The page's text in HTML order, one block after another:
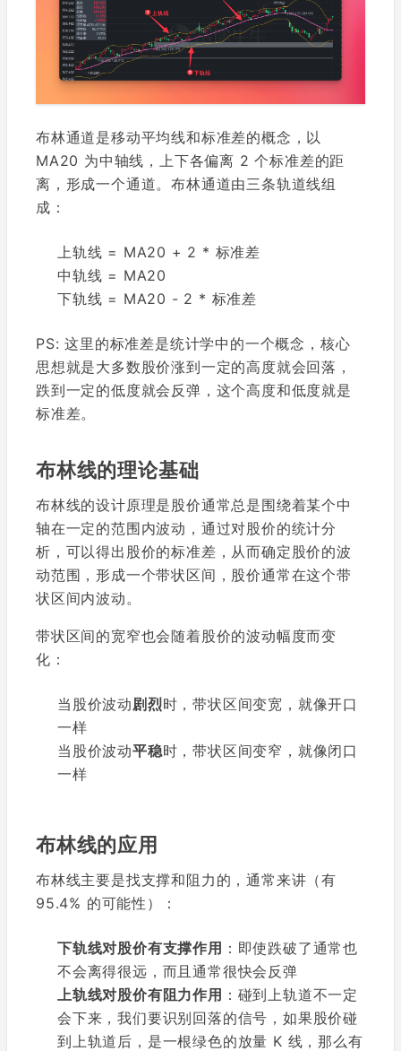
布林通道是移动平均线和标准差的概念，以
MA20 为中轴线，上下各偏离 2 个标准差的距
离，形成一个通道。布林通道由三条轨道线组
成：
上轨线 = MA20 + 2 * 标准差
中轨线 = MA20
下轨线 = MA20 - 2 * 标准差
PS: 这里的标准差是统计学中的一个概念，核心
思想就是大多数股价涨到一定的高度就会回落，
跌到一定的低度就会反弹，这个高度和低度就是
标准差。
布林线的理论基础
布林线的设计原理是股价通常总是围绕着某个中
轴在一定的范围内波动，通过对股价的统计分
析，可以得出股价的标准差，从而确定股价的波
动范围，形成一个带状区间，股价通常在这个带
状区间内波动。
带状区间的宽窄也会随着股价的波动幅度而变
化：
当股价波动剧烈时，带状区间变宽，就像开口
一样
当股价波动平稳时，带状区间变窄，就像闭口
一样
布林线的应用
布林线主要是找支撑和阻力的，通常来讲（有
95.4% 的可能性）：
下轨线对股价有支撑作用 ：即使跌破了通常也
不会离得很远，而且通常很快会反弹
上轨线对股价有阻力作用 ：碰到上轨道不一定
会下来，我们要识别回落的信号，如果股价碰
到上轨道后，是一根绿色的放量 K 线，那么有